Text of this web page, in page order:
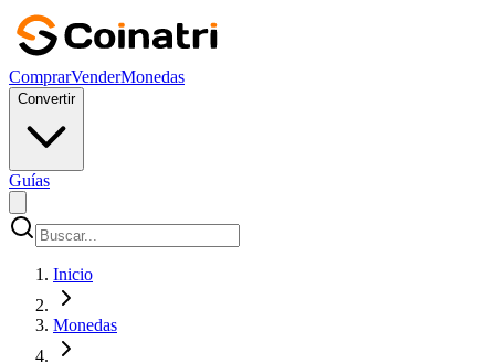
ComprarVenderMonedas
Convertir
Guías
Inicio
Monedas